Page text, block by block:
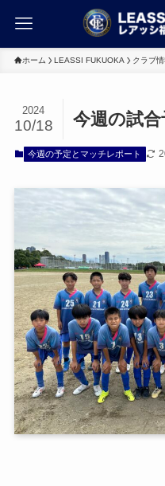
ホーム LEASSI FUKUOKA クラブ情
今週の試合
2024
10/18
今週の予定とマッチレポート